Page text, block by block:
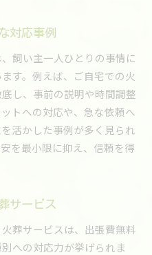
対応事例
飼い主一人ひとりの事情に
す。例えば、ご自宅での火
し、事前の説明や時間調整
トへの対応や、急な依頼へ
活かした事例が多く見られ
を最小限に抑え、信頼を得
サービス
葬サービスは、出張費無料
への対応力が挙げられま